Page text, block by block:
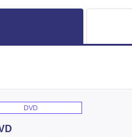
DVD